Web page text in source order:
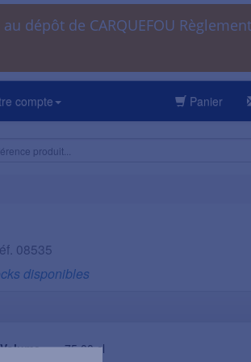
dépôt de CARQUEFOU Règlement
compte Panier
08535
disponibles
Volume
75,00 cl